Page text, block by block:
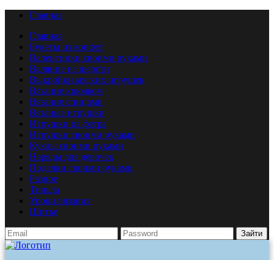
Главная
Главная
Букеты из конфет
Валентинки своими руками
Валяние из шерсти
Выкройки мягких игрушек
Вязание крючком
Вязание спицами
Вязаные игрушки
Игрушки из фетра
Игрушки своими руками
Куклы своими руками
Наряды для девочек
Поделки своими руками
Разное
Тильда
Уроки вязания
Шитье
Зайти